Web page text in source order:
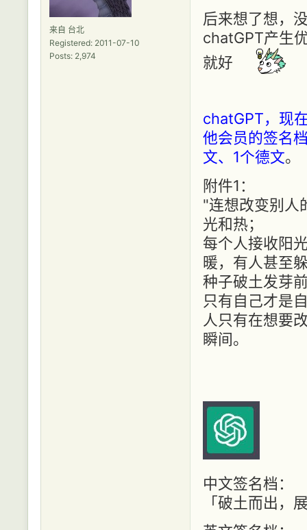
来自 台北
Registered: 2011-07-10
Posts: 2,974
后来想了想，
chatGPT产生
就好
chatGPT，现
他会员的签名
文、1个德文。
附件1：
"连想改变别人
光和热；
每个人接收阳
暖，有人甚至
种子破土发芽
只有自己才是
人只有在想要
瞬间。
中文签名档：
「破土而出，